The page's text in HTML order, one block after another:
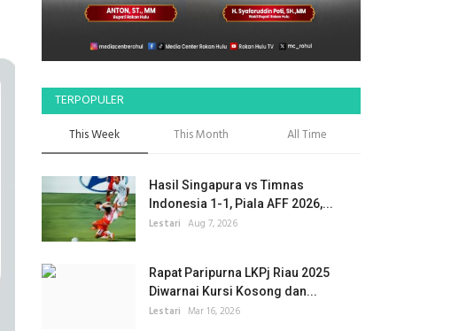
TERPOPULER
This Week This Month All Time
Hasil Singapura vs Timnas
Indonesia 1-1, Piala AFF 2026,...
Lestari Aug 7, 2026
Rapat Paripurna LKPj Riau 2025
Diwarnai Kursi Kosong dan...
Lestari Mar 16, 2026